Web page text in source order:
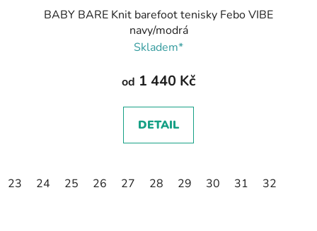
BABY BARE Knit barefoot tenisky Febo VIBE
navy/modrá
Skladem*
od 1 440 Kč
DETAIL
23 24 25 26 27 28 29 30 31 32